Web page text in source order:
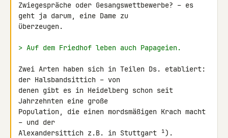
Zwiegespräche oder Gesangswettbewerbe? – es
geht ja darum, eine Dame zu
überzeugen.
> Auf dem Friedhof leben auch Papageien.
Zwei Arten haben sich in Teilen Ds. etabliert:
der Halsbandsittich – von
denen gibt es in Heidelberg schon seit
Jahrzehnten eine große
Population, die einen mordsmäßigen Krach macht
– und der
Alexandersittich z.B. in Stuttgart ¹).